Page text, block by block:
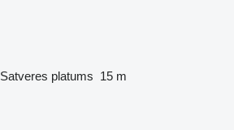
Satveres platums 15 m